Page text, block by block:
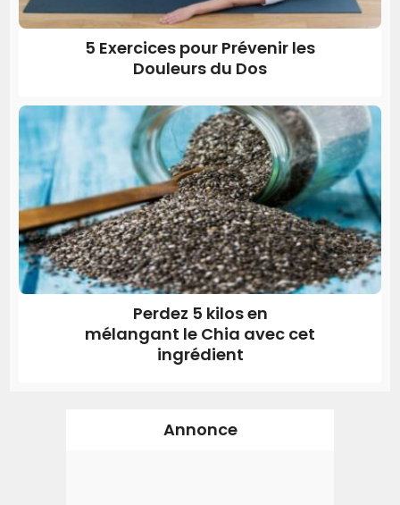
5 Exercices pour Prévenir les
Douleurs du Dos
Perdez 5 kilos en
mélangant le Chia avec cet
ingrédient
Annonce